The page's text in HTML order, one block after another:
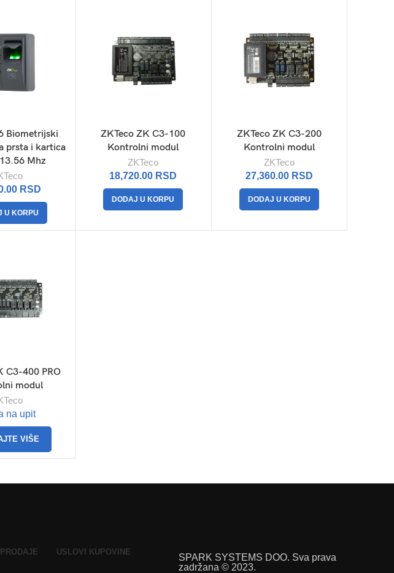
Biometrijski
prsta i kartica
Mhz
RSD
U KORPU
ZKTeco ZK C3-100
Kontrolni modul
ZKTeco
18,720.00 RSD
DODAJ U KORPU
ZKTeco ZK C3-200
Kontrolni modul
ZKTeco
27,360.00 RSD
DODAJ U KORPU
C3-400 PRO
modul
na upit
VIŠE
USLOVI KUPOVINE
SPARK SYSTEMS DOO. Sva prava
zadržana © 2023.